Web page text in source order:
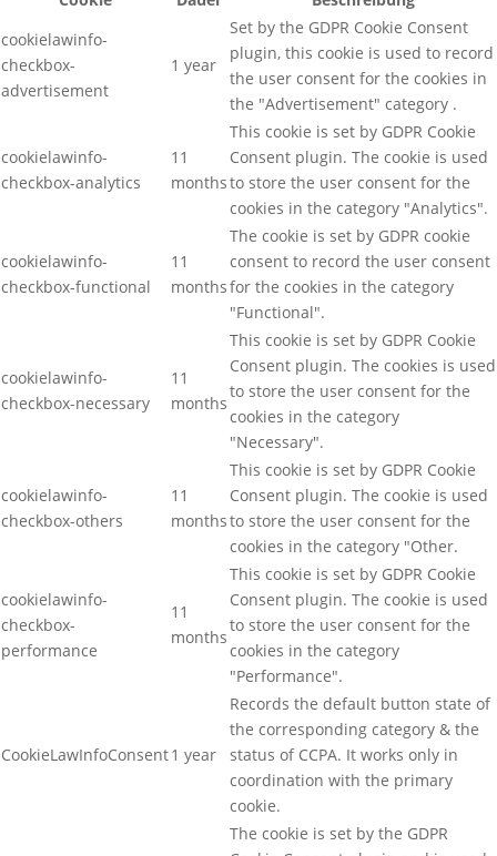
cookielawinfo-
checkbox-
advertisement
1 year
Set by the GDPR Cookie Consent
plugin, this cookie is used to record
the user consent for the cookies in
the "Advertisement" category .
cookielawinfo-
checkbox-analytics
11
months
This cookie is set by GDPR Cookie
Consent plugin. The cookie is used
to store the user consent for the
cookies in the category "Analytics".
cookielawinfo-
checkbox-functional
11
months
The cookie is set by GDPR cookie
consent to record the user consent
for the cookies in the category
"Functional".
cookielawinfo-
checkbox-necessary
11
months
This cookie is set by GDPR Cookie
Consent plugin. The cookies is used
to store the user consent for the
cookies in the category
"Necessary".
cookielawinfo-
checkbox-others
11
months
This cookie is set by GDPR Cookie
Consent plugin. The cookie is used
to store the user consent for the
cookies in the category "Other.
cookielawinfo-
checkbox-
performance
11
months
This cookie is set by GDPR Cookie
Consent plugin. The cookie is used
to store the user consent for the
cookies in the category
"Performance".
CookieLawInfoConsent1 year
Records the default button state of
the corresponding category & the
status of CCPA. It works only in
coordination with the primary
cookie.
The cookie is set by the GDPR